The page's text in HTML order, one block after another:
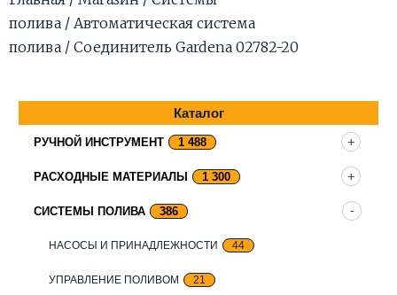
полива / Автоматическая система
полива / Соединитель Gardena 02782-20
Каталог
РУЧНОЙ ИНСТРУМЕНТ 1 488
РАСХОДНЫЕ МАТЕРИАЛЫ 1 300
СИСТЕМЫ ПОЛИВА 386
НАСОСЫ И ПРИНАДЛЕЖНОСТИ 44
УПРАВЛЕНИЕ ПОЛИВОМ 21